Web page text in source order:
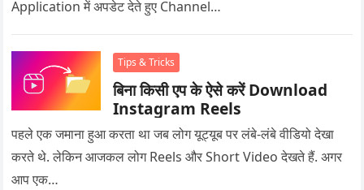
Application में अपडेट देते हुए Channel…
Tips & Tricks
बिना किसी एप के ऐसे करें Download
Instagram Reels
पहले एक जमाना हुआ करता था जब लोग यूट्यूब पर लंबे-लंबे वीडियो देखा
करते थे. लेकिन आजकल लोग Reels और Short Video देखते हैं. अगर
आप एक…